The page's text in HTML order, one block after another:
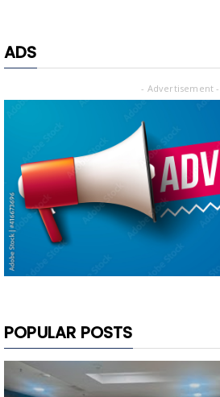
ADS
- Advertisement -
POPULAR POSTS